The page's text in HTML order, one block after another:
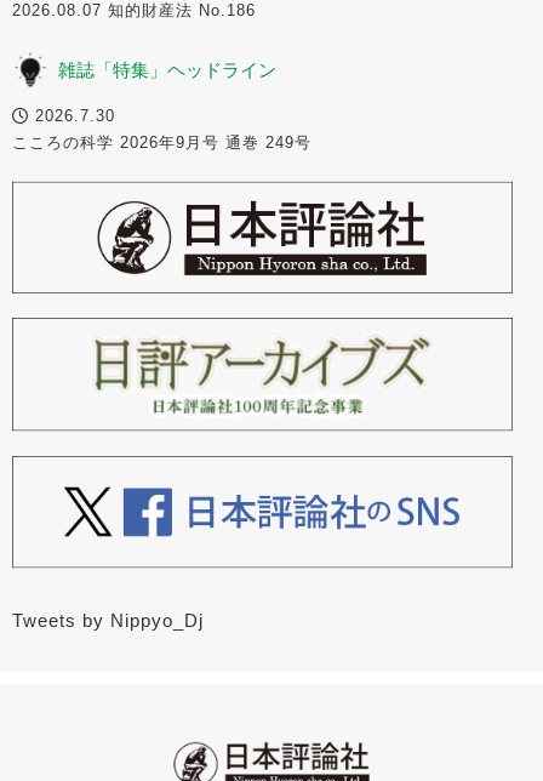
2026.08.07 知的財産法 No.186
雑誌「特集」ヘッドライン
2026.7.30
こころの科学 2026年9月号 通巻 249号
Tweets by Nippyo_Dj